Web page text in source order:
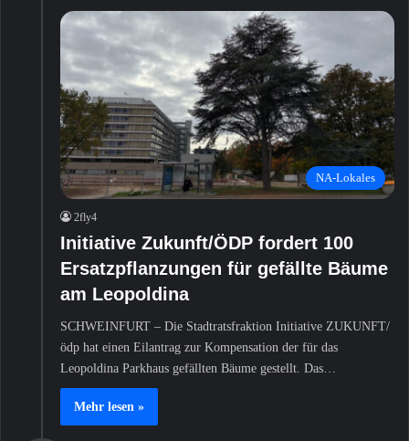
NA-Lokales
2fly4
Initiative Zukunft/ÖDP fordert 100
Ersatzpflanzungen für gefällte Bäume
am Leopoldina
SCHWEINFURT – Die Stadtratsfraktion Initiative ZUKUNFT/
ödp hat einen Eilantrag zur Kompensation der für das
Leopoldina Parkhaus gefällten Bäume gestellt. Das…
Mehr lesen »